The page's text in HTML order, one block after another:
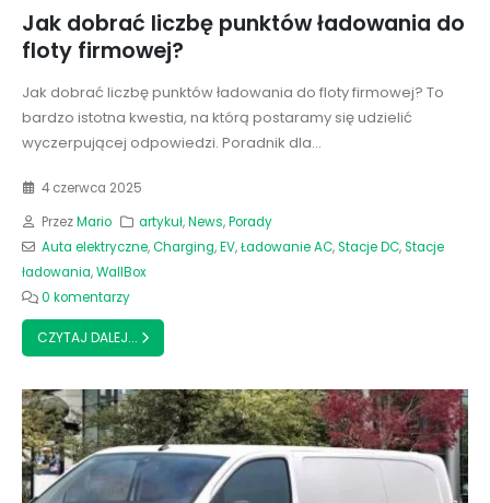
Jak dobrać liczbę punktów ładowania do
floty firmowej?
Jak dobrać liczbę punktów ładowania do floty firmowej? To
bardzo istotna kwestia, na którą postaramy się udzielić
wyczerpującej odpowiedzi. Poradnik dla...
4 czerwca 2025
PrzezMario artykuł,News,Porady
Auta elektryczne,Charging,EV,Ładowanie AC,Stacje DC,Stacje
ładowania,WallBox
0 komentarzy
CZYTAJ DALEJ...